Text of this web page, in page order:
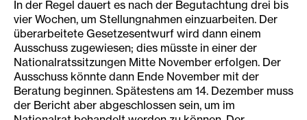
In der Regel dauert es nach der Begutachtung drei bis
vier Wochen, um Stellungnahmen einzuarbeiten. Der
überarbeitete Gesetzesentwurf wird dann einem
Ausschuss zugewiesen; dies müsste in einer der
Nationalratssitzungen Mitte November erfolgen. Der
Ausschuss könnte dann Ende November mit der
Beratung beginnen. Spätestens am 14. Dezember muss
der Bericht aber abgeschlossen sein, um im